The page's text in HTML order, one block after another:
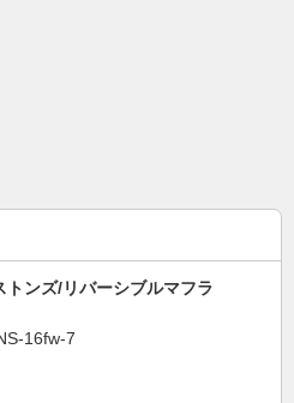
ンズ/リバーシブルマフラ
16fw-7